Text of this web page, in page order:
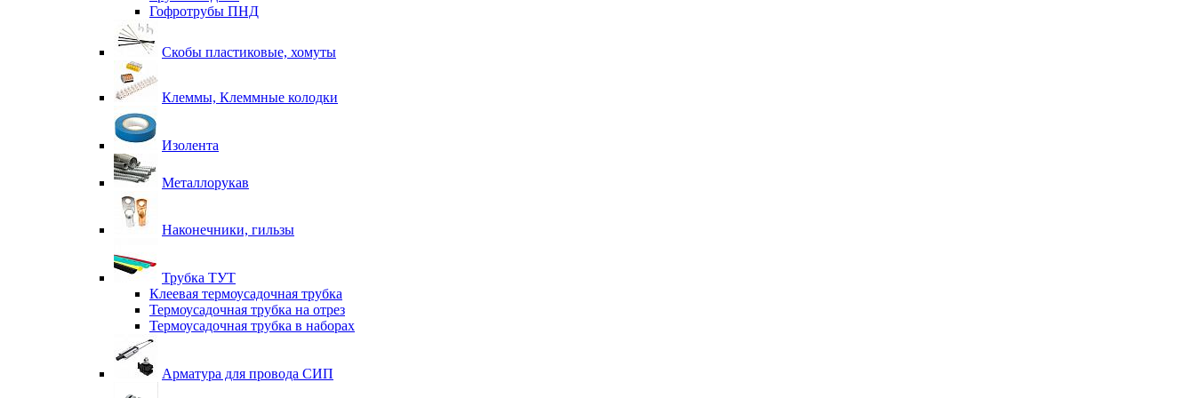
Гофротрубы ПНД
Скобы пластиковые, хомуты
Клеммы, Клеммные колодки
Изолента
Металлорукав
Наконечники, гильзы
Трубка ТУТ
Клеевая термоусадочная трубка
Термоусадочная трубка на отрез
Термоусадочная трубка в наборах
Арматура для провода СИП